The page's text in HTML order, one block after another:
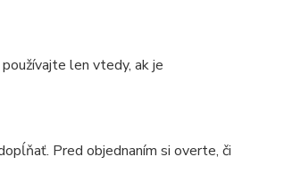
len vtedy, ak je
Pred objednaním si overte, či